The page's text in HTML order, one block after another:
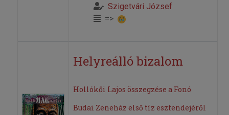
Szigetvári József
=>
Helyreálló bizalom
Hollókői Lajos összegzése a Fonó
Budai Zeneház első tíz esztendejéről